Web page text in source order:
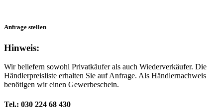
Anfrage stellen
Hinweis:
Wir beliefern sowohl Privatkäufer als auch Wiederverkäufer. Die
Händlerpreisliste erhalten Sie auf Anfrage. Als Händlernachweis
benötigen wir einen Gewerbeschein.
Tel.: 030 224 68 430